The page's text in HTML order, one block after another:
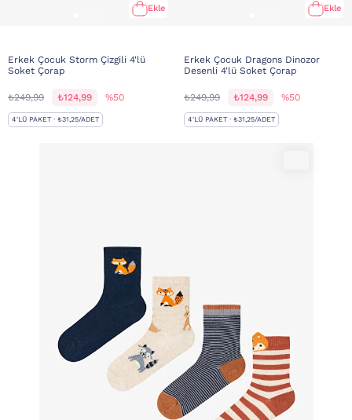
Ekle
Erkek Çocuk Storm Çizgili 4'lü
Soket Çorap
₺249,99 ₺124,99 %50
4'LÜ PAKET · ₺31,25/ADET
Ekle
Erkek Çocuk Dragons Dinozor
Desenli 4'lü Soket Çorap
₺249,99 ₺124,99 %50
4'LÜ PAKET · ₺31,25/ADET